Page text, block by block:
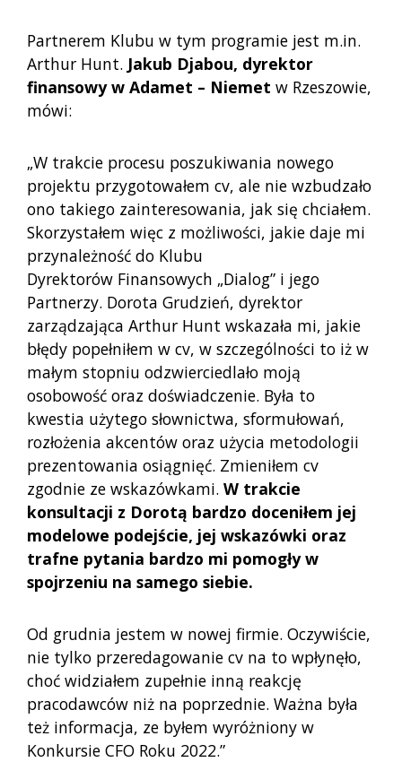
Partnerem Klubu w tym programie jest m.in.
Arthur Hunt. Jakub Djabou, dyrektor
finansowy w Adamet – Niemet w Rzeszowie,
mówi:
„W trakcie procesu poszukiwania nowego
projektu przygotowałem cv, ale nie wzbudzało
ono takiego zainteresowania, jak się chciałem.
Skorzystałem więc z możliwości, jakie daje mi
przynależność do Klubu
Dyrektorów Finansowych „Dialog” i jego
Partnerzy. Dorota Grudzień, dyrektor
zarządzająca Arthur Hunt wskazała mi, jakie
błędy popełniłem w cv, w szczególności to iż w
małym stopniu odzwierciedlało moją
osobowość oraz doświadczenie. Była to
kwestia użytego słownictwa, sformułowań,
rozłożenia akcentów oraz użycia metodologii
prezentowania osiągnięć. Zmieniłem cv
zgodnie ze wskazówkami. W trakcie
konsultacji z Dorotą bardzo doceniłem jej
modelowe podejście, jej wskazówki oraz
trafne pytania bardzo mi pomogły w
spojrzeniu na samego siebie.
Od grudnia jestem w nowej firmie. Oczywiście,
nie tylko przeredagowanie cv na to wpłynęło,
choć widziałem zupełnie inną reakcję
pracodawców niż na poprzednie. Ważna była
też informacja, ze byłem wyróżniony w
Konkursie CFO Roku 2022.”